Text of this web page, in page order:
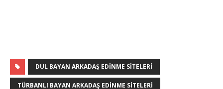
DUL BAYAN ARKADAŞ EDINME SITELERI
TÜRBANLI BAYAN ARKADAŞ EDINME SITELERI